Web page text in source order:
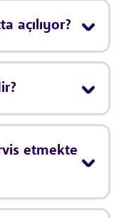
açılıyor?
etmekte